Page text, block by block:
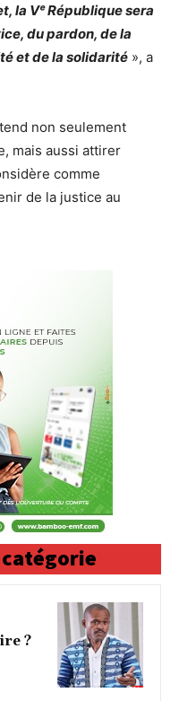
la Vᵉ République sera
du pardon, de la
et de la solidarité », a
non seulement
mais aussi attirer
comme
de la justice au
catégorie
?